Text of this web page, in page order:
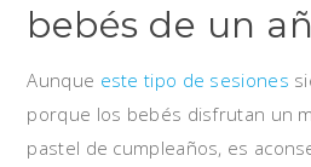
bebés de un
Aunque este tipo de sesiones
porque los bebés disfrutan un
pastel de cumpleaños, es